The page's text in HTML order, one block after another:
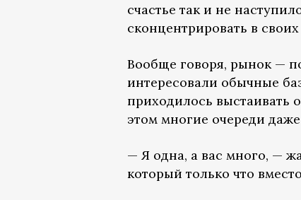
счастье так и не
сконцентрировать в
Вообще говоря, рынок —
интересовали обычные
приходилось
этом многие очереди
— Я одна, а вас много, —
который только что